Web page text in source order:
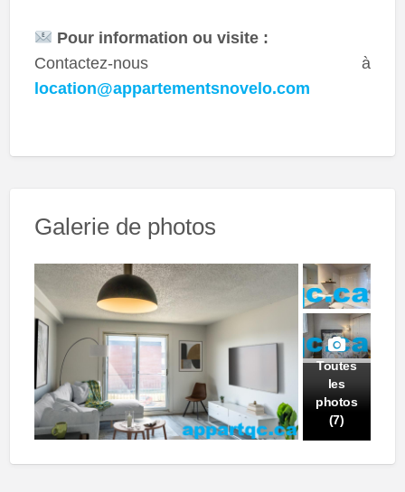
Pour information ou visite :
Contactez-nous à
location@appartementsnovelo.com
Galerie de photos
Toutes
les
photos
(7)